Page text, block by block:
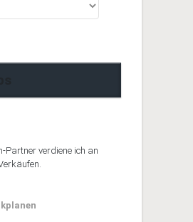
Partner verdiene ich an